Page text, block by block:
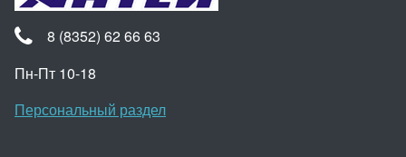
8 (8352) 62 66 63
Пн-Пт 10-18
Персональный раздел